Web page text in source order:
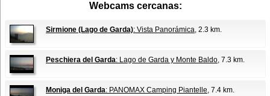
Webcams cercanas:
Sirmione (Lago de Garda): Vista Panorámica, 2.3 km.
Peschiera del Garda: Lago de Garda y Monte Baldo, 7.3 km.
Moniga del Garda: PANOMAX Camping Piantelle, 7.4 km.